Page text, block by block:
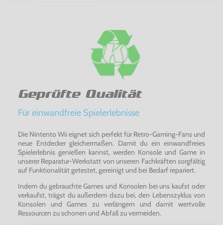
Geprüfte Qualität
Für einwandfreie Spielerlebnisse
Die Nintento Wii eignet sich perfekt für Retro-Gaming-Fans und
neue Entdecker gleichermaßen. Damit du ein einwandfreies
Spielerlebnis genießen kannst, werden Konsole und Game in
unserer Reparatur-Werkstatt von unseren Fachkräften sorgfältig
auf Funktionalität getestet, gereinigt und bei Bedarf repariert.
Indem du gebrauchte Games und Konsolen bei uns kaufst oder
verkaufst, trägst du außerdem dazu bei, den Lebenszyklus von
Konsolen und Games zu verlängern und damit wertvolle
Ressourcen zu schonen und Abfall zu vermeiden.